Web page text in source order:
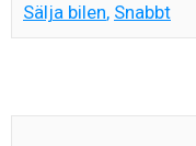
Sälja bilen, Snabbt